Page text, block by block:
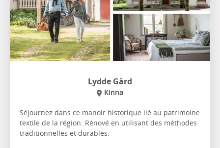
Lydde Gård
Kinna
Séjournez dans ce manoir historique lié au patrimoine
textile de la région. Rénové en utilisant des méthodes
traditionnelles et durables.